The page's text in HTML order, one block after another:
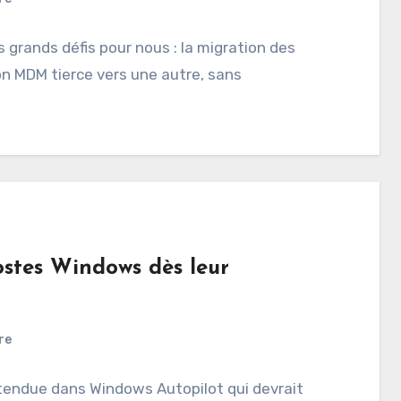
défis pour nous : la migration des
MDM tierce vers une autre, sans
Windows dès leur
dans Windows Autopilot qui devrait